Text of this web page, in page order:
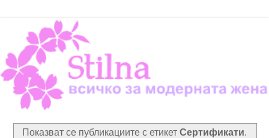
Показват се публикациите с етикет Сертификати.